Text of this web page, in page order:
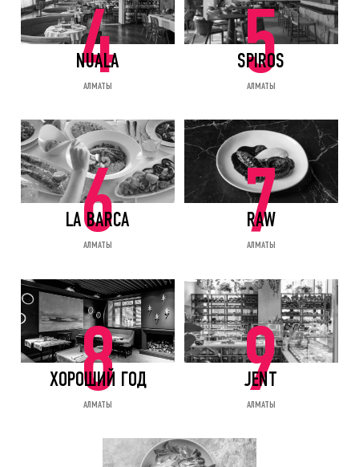
4
NUALA
АЛМАТЫ 5
SPIROS
АЛМАТЫ
6
LA BARCA
АЛМАТЫ 7
RAW
АЛМАТЫ
8
ХОРОШИЙ ГОД
АЛМАТЫ 9
JENT
АЛМАТЫ